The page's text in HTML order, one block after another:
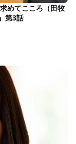
めてこころ（田牧
第3話